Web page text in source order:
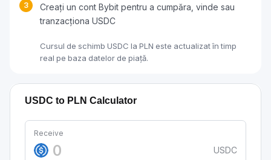
3
Creați un cont Bybit pentru a cumpăra, vinde sau
tranzacționa USDC
Cursul de schimb USDC la PLN este actualizat în timp
real pe baza datelor de piață.
USDC to PLN Calculator
Receive
USDC